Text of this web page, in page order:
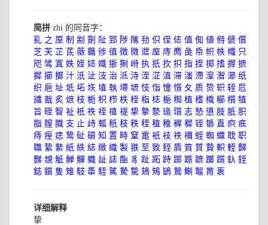
简拼 zhi 的同音字：
乿 之 厔 制 剬 劕 阯 郅 陟 隲 劧 伿 侄 俧 值 倁 値 偫 傂 儨
芝 芖 芷 茋 藢 蘵 徏 徝 徴 徵 迣 庢 庤 廌 彘 帋 帜 帙 幟 只
咫 骘 寘 妷 姪 娡 嬂 狾 猘 崻 执 扺 扻 抧 指 挃 掷 搘 搱 摭
摨 擳 擲 汁 汦 沚 汥 治 泜 洔 洷 淽 淔 滞 滍 滯 潌 潪 瀄 纸
织 巵 址 坁 坧 垁 埴 執 墆 墌 忮 恉 懥 懫 夂 质 贽 轵 轾 卮
旘 戠 炙 熫 枝 栀 枳 栉 柣 桎 栺 梽 梔 椥 植 榰 樴 櫛 櫍 犆
旨 晊 智 祉 祗 祑 祬 禃 禔 挚 摯 漐 璏 瓆 志 慹 憄 肢 胝 胑
脂 膣 膱 支 止 歭 瓡 秖 秓 秩 秷 稙 稚 稺 穉 铚 锧 直 疻 疷
痔 痓 痣 鸷 砋 礩 知 置 畤 窒 疐 衹 衼 袟 襧 蛭 蜘 蟙 聀 职
職 絷 縶 紙 紩 綕 緻 織 製 翐 至 致 臸 貭 筫 質 贄 軹 輊 豑
豒 覟 觗 觯 觶 軄 訨 誌 酯 豸 趾 跖 跱 踯 踬 蹠 躑 躓 釞 銍
鋕 鑕 隻 雉 馶 馽 駤 騭 騺 驇 鳷 鴙 鴲 鷙 鯯 鼅 黹 袠
详细解释
挚